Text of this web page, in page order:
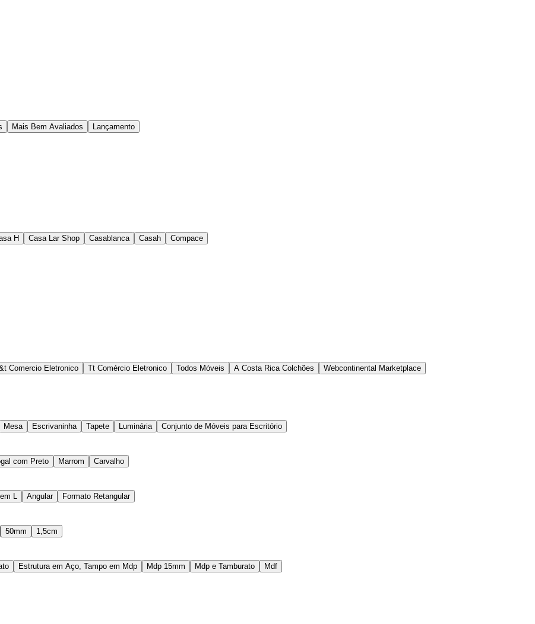
Mais Bem Avaliados Lançamento
H Casa Lar Shop Casablanca Casah Compace
Comercio Eletronico Tt Comércio Eletronico Todos Móveis A Costa Rica Colchões Webcontinental Marketplace
Mesa Escrivaninha Tapete Luminária Conjunto de Móveis para Escritório
com Preto Marrom Carvalho
L Angular Formato Retangular
50mm 1,5cm
Estrutura em Aço, Tampo em Mdp Mdp 15mm Mdp e Tamburato Mdf